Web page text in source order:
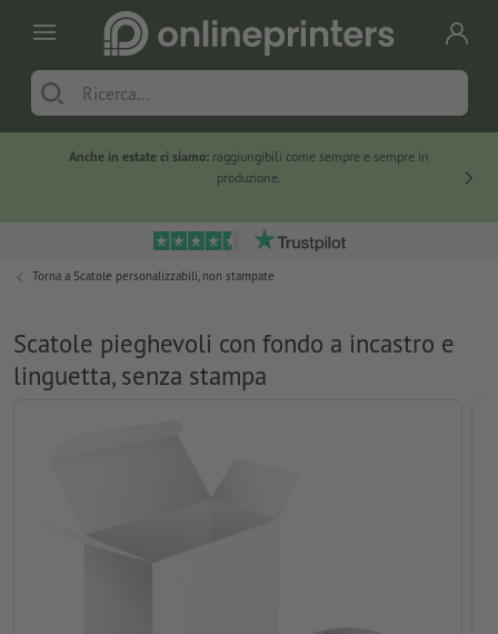
Anche in estate ci siamo: raggiungibili come sempre e sempre in
produzione.
Torna a Scatole personalizzabili, non stampate
Scatole pieghevoli con fondo a incastro e
linguetta, senza stampa